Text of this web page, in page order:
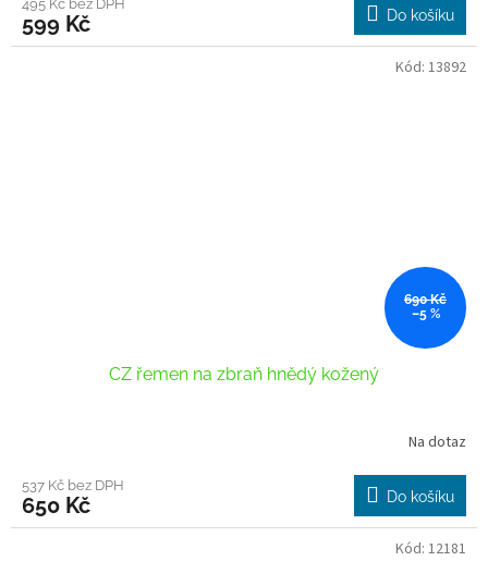
495 Kč bez DPH
599 Kč Do košíku
690 Kč
–5 %
CZ řemen na zbraň hnědý kožený
Na dotaz
537 Kč bez DPH
650 Kč Do košíku
Kód: 13892
Kód: 12181